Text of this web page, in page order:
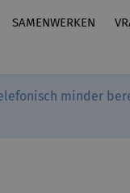
SAMENWERKEN
minder